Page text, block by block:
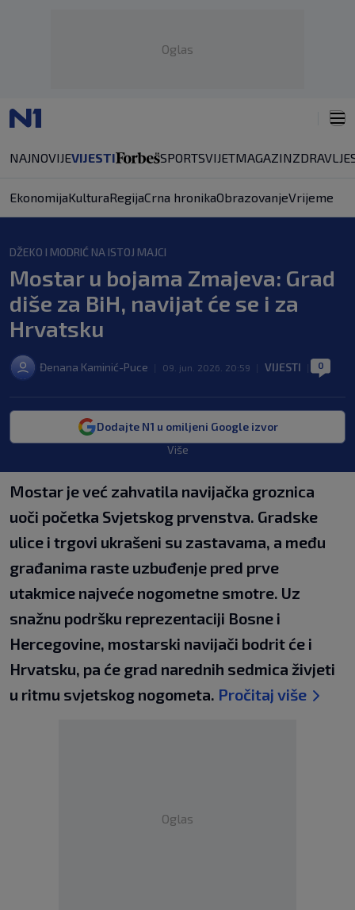
Oglas
NAJNOVIJEVIJESTI SPORTSVIJETMAGAZINZDRAVLJE
EkonomijaKulturaRegijaCrna hronikaObrazovanjeVrijeme
DŽEKO I MODRIĆ NA ISTOJ MAJCI
Mostar u bojama Zmajeva: Grad
diše za BiH, navijat će se i za
Hrvatsku
Đenana Kaminić-Puce 09. jun. 2026. 20:59 VIJESTI 0
Dodajte N1 u omiljeni Google izvor
Više
Mostar je već zahvatila navijačka groznica
uoči početka Svjetskog prvenstva. Gradske
ulice i trgovi ukrašeni su zastavama, a među
građanima raste uzbuđenje pred prve
utakmice najveće nogometne smotre. Uz
snažnu podršku reprezentaciji Bosne i
Hercegovine, mostarski navijači bodrit će i
Hrvatsku, pa će grad narednih sedmica živjeti
u ritmu svjetskog nogometa. Pročitaj više
Oglas